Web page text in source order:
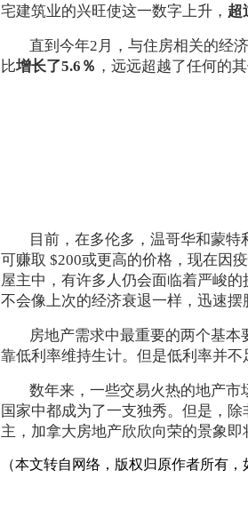
宅建筑业的兴旺使这一数字上升， 超
直到今年2月，与住房相关的经
比增长了5.6％ ，远远超越了任何的
目前，在多伦多，温哥华和蒙
可赚取 $200或更高的价格，现在因
屋主中，有许多人仍会面临着严峻
不会像上次的经济衰退一样，迅速摆
房地产需求中最重要的两个基本
靠低利率维持生计。但是低利率并不
数年来，一些交易火热的地产
国家中都成为了一支独秀。但是，
主，加拿大房地产欣欣向荣的景象即
（本文转自网络，版权归原作者所有，